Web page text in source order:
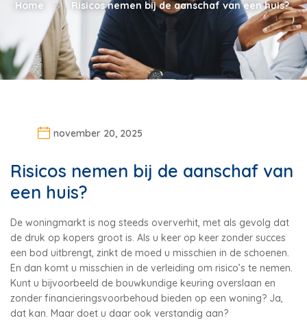
Home Risicos nemen bij de aanschaf van een huis?
november 20, 2025
Risicos nemen bij de aanschaf van
een huis?
De woningmarkt is nog steeds oververhit, met als gevolg dat
de druk op kopers groot is. Als u keer op keer zonder succes
een bod uitbrengt, zinkt de moed u misschien in de schoenen.
En dan komt u misschien in de verleiding om risico’s te nemen.
Kunt u bijvoorbeeld de bouwkundige keuring overslaan en
zonder financieringsvoorbehoud bieden op een woning? Ja,
dat kan. Maar doet u daar ook verstandig aan?